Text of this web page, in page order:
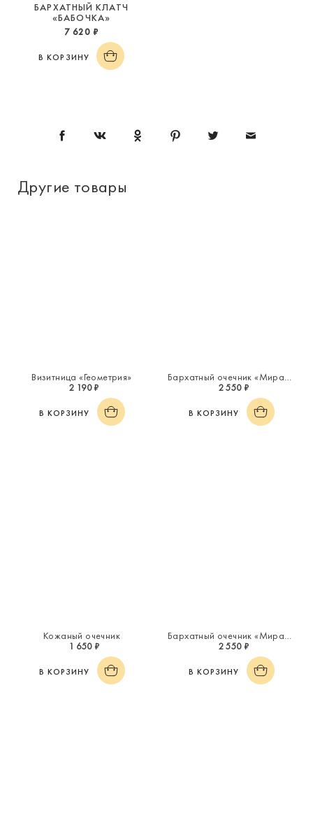
БАРХАТНЫЙ КЛАТЧ
«БАБОЧКА»
7 620 ₽
В КОРЗИНУ
Другие товары
Визитница «Геометрия»
2 190 ₽
В КОРЗИНУ
Бархатный очечник «Миражи»
2 550 ₽
В КОРЗИНУ
Кожаный очечник
1 650 ₽
В КОРЗИНУ
Бархатный очечник «Миражи»
2 550 ₽
В КОРЗИНУ